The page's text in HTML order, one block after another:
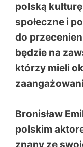
polską
społeczne i
do
będzie na
którzy mieli
Bronisław
polskim
znany ze